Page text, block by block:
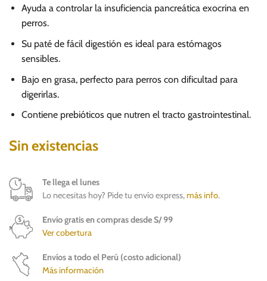
Ayuda a controlar la insuficiencia pancreática exocrina en
perros.
Su paté de fácil digestión es ideal para estómagos
sensibles.
Bajo en grasa, perfecto para perros con dificultad para
digerirlas.
Contiene prebióticos que nutren el tracto gastrointestinal.
Sin existencias
Te llega el lunes
Lo necesitas hoy? Pide tu envío express,más info.
Envío gratis en compras desde S/ 99
Ver cobertura
Envíos a todo el Perú (costo adicional)
Más información